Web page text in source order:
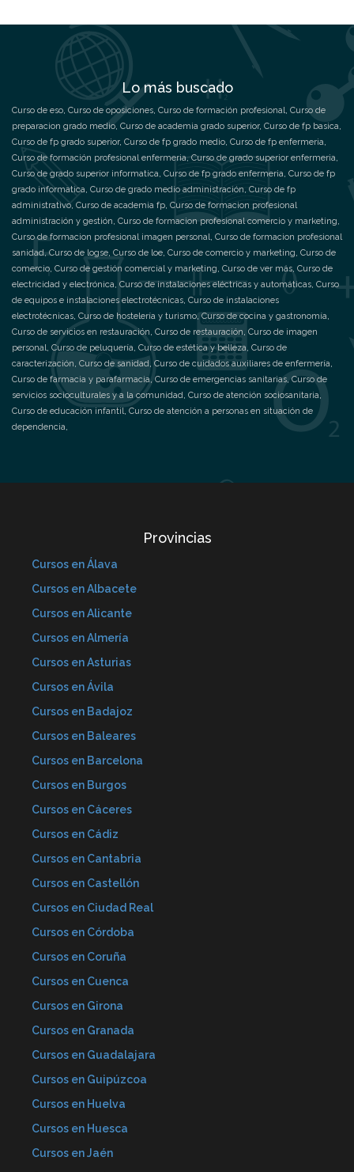
Lo más buscado
Curso de eso, Curso de oposiciones, Curso de formación profesional, Curso de
preparacion grado medio, Curso de academia grado superior, Curso de fp basica,
Curso de fp grado superior, Curso de fp grado medio, Curso de fp enfermeria,
Curso de formación profesional enfermeria,Curso de grado superior enfermeria,
Curso de grado superior informatica, Curso de fp grado enfermeria, Curso de fp
grado informatica, Curso de grado medio administración, Curso de fp
administrativo, Curso de academia fp, Curso de formacion profesional
administración y gestión, Curso de formacion profesional comercio y marketing,
Curso de formacion profesional imagen personal, Curso de formacion profesional
sanidad,Curso de logse, Curso de loe, Curso de comercio y marketing, Curso de
comercio, Curso de gestión comercial y marketing, Curso de ver más, Curso de
electricidad y electrónica, Curso de instalaciones eléctricas y automáticas, Curso
de equipos e instalaciones electrotécnicas, Curso de instalaciones
electrotécnicas, Curso de hostelería y turismo,Curso de cocina y gastronomía,
Curso de servicios en restauración, Curso de restauración, Curso de imagen
personal, Curso de peluquería, Curso de estética y belleza, Curso de
caracterización, Curso de sanidad, Curso de cuidados auxiliares de enfermería,
Curso de farmacia y parafarmacia,Curso de emergencias sanitarias,Curso de
servicios socioculturales y a la comunidad, Curso de atención sociosanitaria,
Curso de educación infantil, Curso de atención a personas en situación de
dependencia,
Provincias
Cursos en Álava
Cursos en Albacete
Cursos en Alicante
Cursos en Almería
Cursos en Asturias
Cursos en Ávila
Cursos en Badajoz
Cursos en Baleares
Cursos en Barcelona
Cursos en Burgos
Cursos en Cáceres
Cursos en Cádiz
Cursos en Cantabria
Cursos en Castellón
Cursos en Ciudad Real
Cursos en Córdoba
Cursos en Coruña
Cursos en Cuenca
Cursos en Girona
Cursos en Granada
Cursos en Guadalajara
Cursos en Guipúzcoa
Cursos en Huelva
Cursos en Huesca
Cursos en Jaén